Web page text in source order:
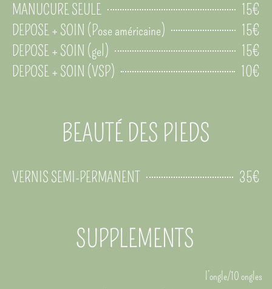
MANUCURE SEULE
15€
DEPOSE + SOIN (Pose américaine)
15€
DEPOSE + SOIN (gel)
15€
DEPOSE + SOIN (VSP)
10€
BEAUTÉ DES PIEDS
VERNIS SEMI-PERMANENT 35€
SUPPLEMENTS
l’ongle/10 ongles